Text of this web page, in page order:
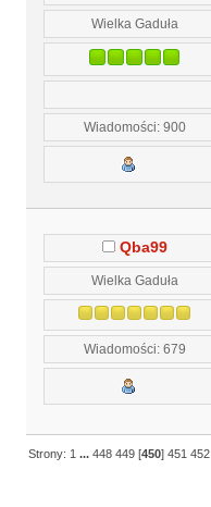
Wielka Gaduła
Wiadomości: 900
Qba99
Wielka Gaduła
Wiadomości: 679
Strony: 1 ...448 449 [450]451 452